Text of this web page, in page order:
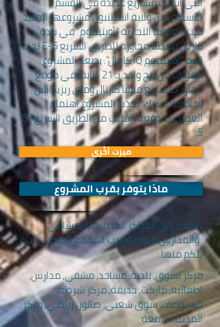
الآسيوي من ولاية اسطنبول مشروعها الجديد
تحت العلامة التجارية "أوبتيموم" في بلدة
كارتال بنقطة مجاورة للطريق السريع E-5 تحت
اسم "أوبتيموم IQ كارتال". يصعد المشروع
المؤلف من برج واحد بـ 21 طابقاً في موقع
مجاور لمشاريع ميسا كارتال وماي ريزيدانس
وجامعة غيديك. يجذب المشروع اهتمام
العملاء بموقعه القريب من الطريق السريع E-
5.
ماذا يتوفر بقرب المشروع
مركز تسوق, بلدية, مساجد, مشفى, مدارس,
اطفائية, ماركت, حديقة, مركز شرطة,
مستوصف, سوق شعبي, صالون رياضي, مركز
المدينة, جامعة
ميزت أخُرى
العديد من المراكز الخدمية والمشافي
والمدارس متوفرة قرب المجمع السكني نذكر
لكم منها :